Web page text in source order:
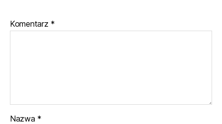
Komentarz *
Nazwa *